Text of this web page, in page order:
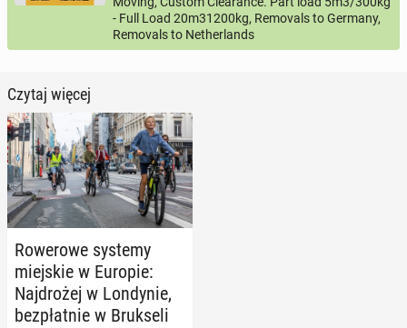
- Full Load 20m31200kg, Removals to Germany,
Removals to Netherlands
Czytaj więcej
Ro­we­ro­we systemy
miej­skie w Europie:
Naj­dro­żej w Lon­dy­nie,
bez­płat­nie w Bruk­se­li